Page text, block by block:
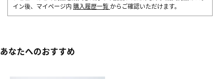
イン後、マイページ内 購入履歴一覧 からご確認いただけます。
あなたへのおすすめ